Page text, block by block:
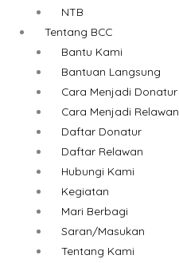
NTB
Tentang BCC
Bantu Kami
Bantuan Langsung
Cara Menjadi Donatur
Cara Menjadi Relawan
Daftar Donatur
Daftar Relawan
Hubungi Kami
Kegiatan
Mari Berbagi
Saran/Masukan
Tentang Kami